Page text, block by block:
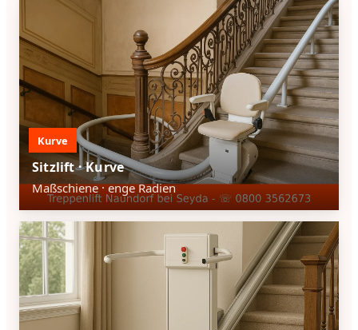
Kurve
Sitzlift · Kurve
Maßschiene · enge Radien